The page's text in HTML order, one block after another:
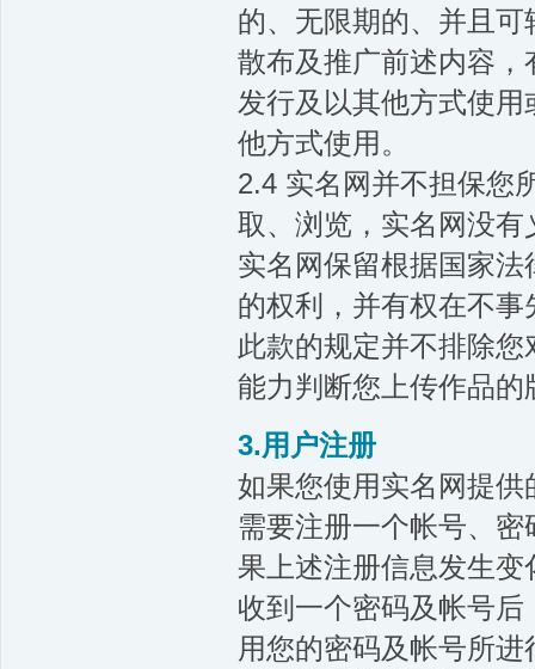
的、无限期的、并且
散布及推广前述内容
发行及以其他方式使
他方式使用。
2.4 实名网并不担保您
取、浏览，实名网没
实名网保留根据国家
的权利，并有权在不
此款的规定并不排除
能力判断您上传作品的
3.用户注册
如果您使用实名网提
需要注册一个帐号、
果上述注册信息发生
收到一个密码及帐号
用您的密码及帐号所